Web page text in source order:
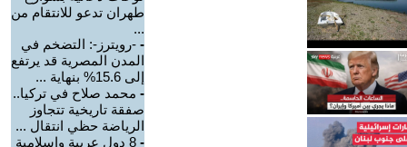
طهران تدعو للانتقام من
...
- -رويترز-: التضخم في
المدن المصرية قد يرتفع
إلى 15.6% بنهاية ...
- محمد صلاح في تركيا..
صفقة تاريخية تتجاوز
الرياضة حظي انتقال ...
-
8 دول عربية وإسلامية